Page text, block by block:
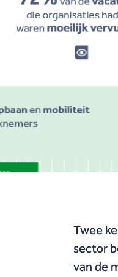
Twee
sector
van de